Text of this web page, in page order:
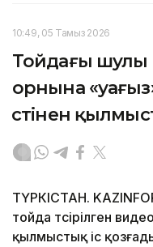
10:49, 05 Тамыз 2026
Тойдағы шулы
орнына
үстінен
ТҮРКІСТАН.
тойда түсірілген
қылмыстық іс